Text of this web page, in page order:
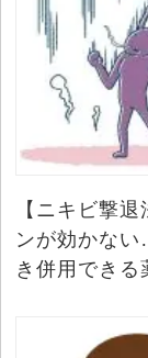
【ニキビ撃
ンが効かな
き併用できる